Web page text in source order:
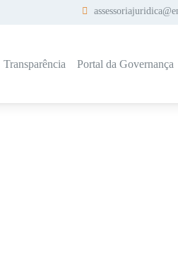
Transparência Portal da Governança